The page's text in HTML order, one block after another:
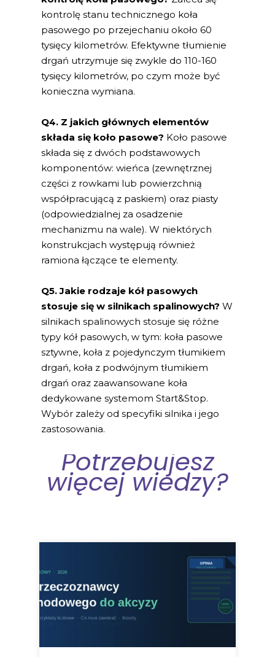
kontrolę stanu technicznego koła
pasowego po przejechaniu około 60
tysięcy kilometrów. Efektywne tłumienie
drgań utrzymuje się zwykle do 110-160
tysięcy kilometrów, po czym może być
konieczna wymiana.
Q4. Z jakich głównych elementów
składa się koło pasowe? Koło pasowe
składa się z dwóch podstawowych
komponentów: wieńca (zewnętrznej
części z rowkami lub powierzchnią
współpracującą z paskiem) oraz piasty
(odpowiedzialnej za osadzenie
mechanizmu na wale). W niektórych
konstrukcjach występują również
ramiona łączące te elementy.
Q5. Jakie rodzaje kół pasowych
stosuje się w silnikach spalinowych? W
silnikach spalinowych stosuje się różne
typy kół pasowych, w tym: koła pasowe
sztywne, koła z pojedynczym tłumikiem
drgań, koła z podwójnym tłumikiem
drgań oraz zaawansowane koła
dedykowane systemom Start&Stop.
Wybór zależy od specyfiki silnika i jego
zastosowania.
Potrzebujesz
więcej wiedzy?